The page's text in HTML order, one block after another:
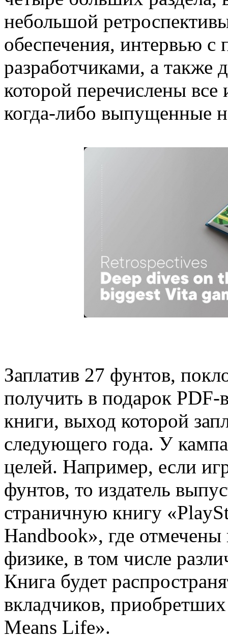
небольшой
обеспечения, интервью с
разработчиками, а также
которой перечислены
когда-либо выпущенные
Заплатив 27 фунтов,
получить в подарок
книги, выход которой
следующего года. У
целей. Например, если
фунтов, то издатель
страничную книгу
Handbook», где
физике, в том числе
Книга будет
вкладчиков,
Means Life».